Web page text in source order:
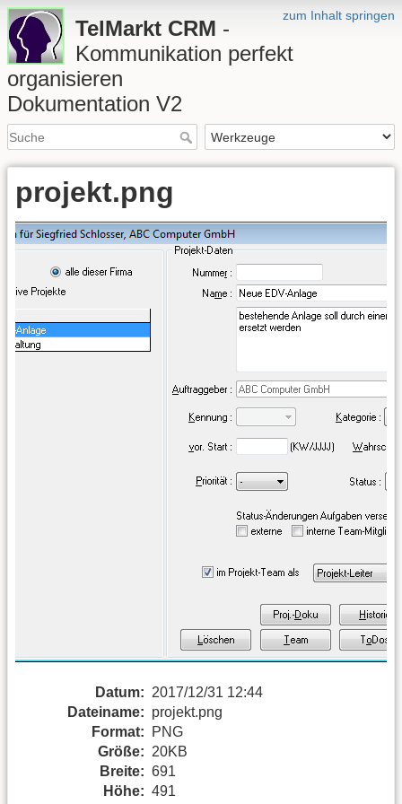
zum Inhalt springen
TelMarkt CRM -
Kommunikation perfekt
organisieren
Dokumentation V2
projekt.png
Datum: 2017/12/31 12:44
Dateiname: projekt.png
Format:
PNG
Größe: 20KB
Breite: 691
Höhe: 491